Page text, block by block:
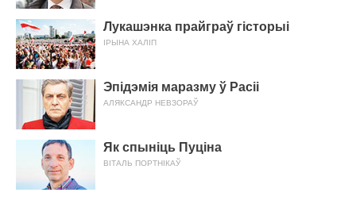
Лукашэнка прайграў гісторыі
ІРЫНА ХАЛІП
Эпідэмія маразму ў Расіі
АЛЯКСАНДР НЕВЗОРАЎ
Як спыніць Пуціна
ВІТАЛЬ ПОРТНІКАЎ